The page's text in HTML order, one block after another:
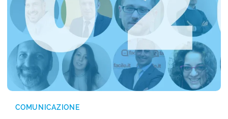
COMUNICAZIONE